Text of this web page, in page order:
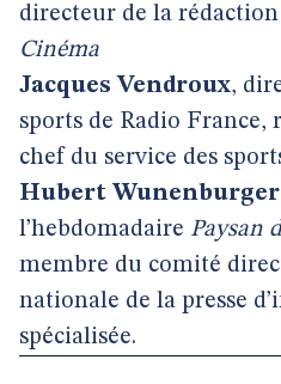
directeur de la rédaction
Cinéma
Jacques Vendroux,
sports de Radio France,
chef du service des
Hubert Wunenburger
l’hebdomadaire Paysan
membre du comité
nationale de la presse
spécialisée.